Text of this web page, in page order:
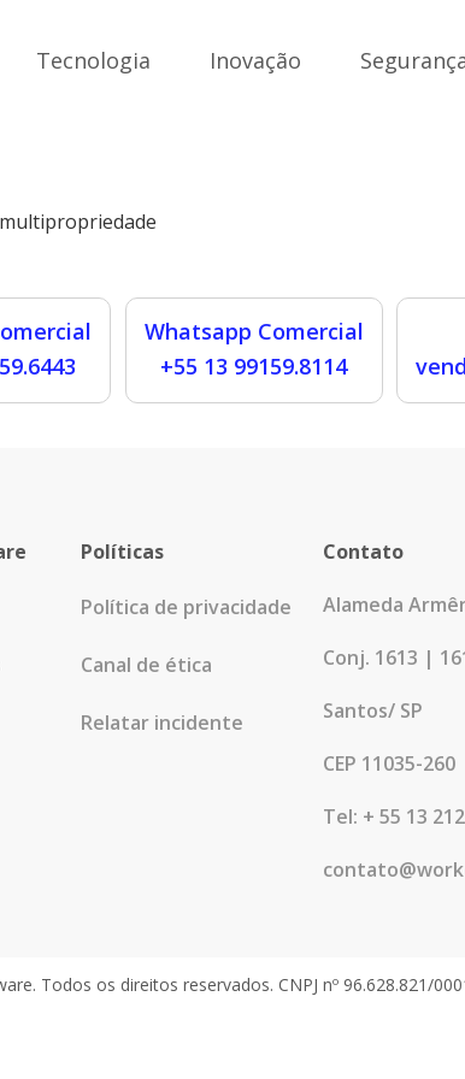
Tecnologia Inovação
Whatsapp Comercial
+55 13 99159.8114
Políticas
Política de privacidade
Canal de ética
Relatar incidente
Contato
Alameda
Conj. 1613 |
Santos/ SP
CEP 11035-260
Tel: + 55 13
Todos os direitos reservados. CNPJ nº 96.628.821/